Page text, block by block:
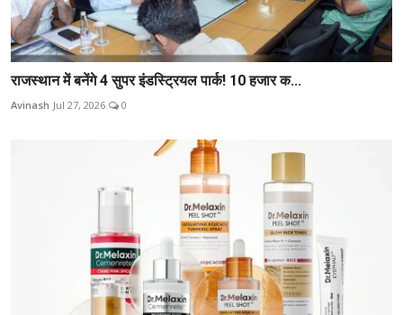
राजस्थान में बनेंगे 4 सुपर इंडस्ट्रियल पार्क! 10 हजार क...
Avinash Jul 27, 2026 0